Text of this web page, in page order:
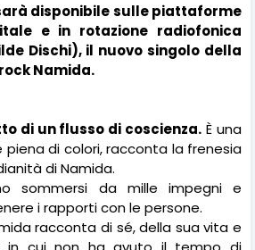
disponibile sulle piattaforme
e in rotazione radiofonica
Dischi), il nuovo singolo della
Namida.
di un flusso di coscienza. È una
di colori, racconta la frenesia
di Namida.
sommersi da mille impegni e
i rapporti con le persone.
racconta di sé, della sua vita e